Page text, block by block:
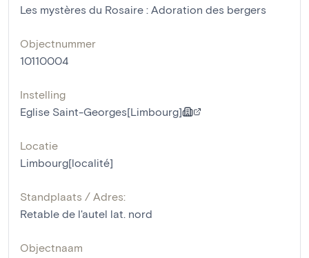
Les mystères du Rosaire : Adoration des bergers
Objectnummer
10110004
Instelling
Eglise Saint-Georges[Limbourg]
Locatie
Limbourg[localité]
Standplaats / Adres:
Retable de l'autel lat. nord
Objectnaam